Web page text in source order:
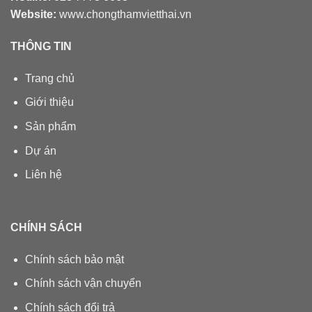
Website: www.chongthamvietthai.vn
THÔNG TIN
Trang chủ
Giới thiệu
Sản phẩm
Dự án
Liên hệ
CHÍNH SÁCH
Chính sách bảo mật
Chính sách vận chuyển
Chính sách đổi trả